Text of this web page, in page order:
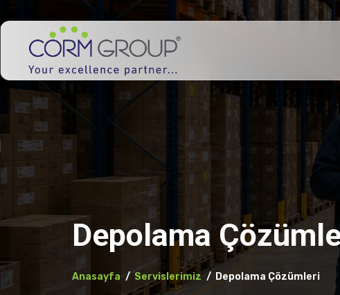
Depolama
Anasayfa Servislerimiz Depolama Çözümleri